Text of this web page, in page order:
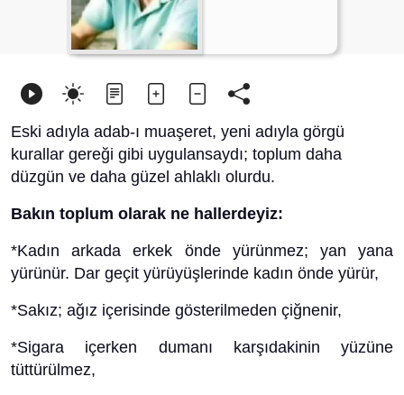
Eski adıyla adab-ı muaşeret, yeni adıyla görgü
kurallar gereği gibi uygulansaydı; toplum daha
düzgün ve daha güzel ahlaklı olurdu.
Bakın toplum olarak ne hallerdeyiz:
*Kadın arkada erkek önde yürünmez; yan yana
yürünür. Dar geçit yürüyüşlerinde kadın önde yürür,
*Sakız; ağız içerisinde gösterilmeden çiğnenir,
*Sigara içerken dumanı karşıdakinin yüzüne
tüttürülmez,